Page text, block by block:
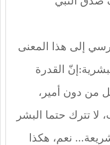
إلى هذا المعنى
القدرة
من دون أمير،
تترك حتما البشر
نعم، هكذا